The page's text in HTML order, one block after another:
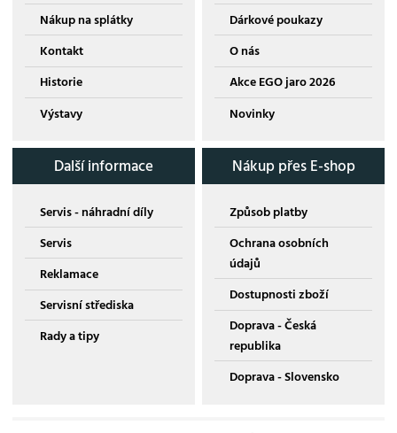
Nákup na splátky
Kontakt
Historie
Výstavy
Dárkové poukazy
O nás
Akce EGO jaro 2026
Novinky
Další informace
Servis - náhradní díly
Servis
Reklamace
Servisní střediska
Rady a tipy
Nákup přes E-shop
Způsob platby
Ochrana osobních
údajů
Dostupnosti zboží
Doprava - Česká
republika
Doprava - Slovensko